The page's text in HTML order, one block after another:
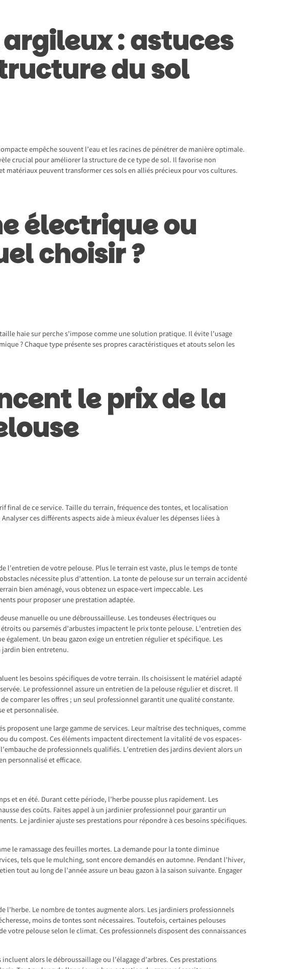
: astuces
du sol
empêche souvent l’eau et les racines de pénétrer de manière optimale.
crucial pour améliorer la structure de ce type de sol. Il favorise non
matériaux peuvent transformer ces sols en alliés précieux pour vos cultures.
électrique ou
choisir ?
haie sur perche s’impose comme une solution pratique. Il évite l’usage
? Chaque type présente ses propres caractéristiques et atouts selon les
le prix de la
final de ce service. Taille du terrain, fréquence des tontes, et localisation
ces différents aspects aide à mieux évaluer les dépenses liées à
l’entretien de votre pelouse. Plus le terrain est vaste, plus le temps de tonte
nécessite plus d’attention. La tonte de pelouse sur un terrain accidenté
bien aménagé, vous obtenez un espace-vert impeccable. Les
pour proposer une prestation adaptée.
manuelle ou une débroussailleuse. Les tondeuses électriques ou
ou parsemés d’arbustes impactent le prix tonte pelouse. L’entretien des
Un beau gazon exige un entretien régulier et spécifique. Les
bien entretenu.
les besoins spécifiques de votre terrain. Ils choisissent le matériel adapté
Le professionnel assure un entretien de la pelouse régulier et discret. Il
comparer les offres ; un seul professionnel garantit une qualité constante.
et personnalisée.
proposent une large gamme de services. Leur maîtrise des techniques, comme
du compost. Ces éléments impactent directement la vitalité de vos espaces-
de professionnels qualifiés. L’entretien des jardins devient alors un
personnalisé et efficace.
et en été. Durant cette période, l’herbe pousse plus rapidement. Les
des coûts. Faites appel à un jardinier professionnel pour garantir un
Le jardinier ajuste ses prestations pour répondre à ces besoins spécifiques.
le ramassage des feuilles mortes. La demande pour la tonte diminue
tels que le mulching, sont encore demandés en automne. Pendant l’hiver,
tout au long de l’année assure un beau gazon à la saison suivante. Engager
Le nombre de tontes augmente alors. Les jardiniers professionnels
moins de tontes sont nécessaires. Toutefois, certaines pelouses
votre pelouse selon le climat. Ces professionnels disposent des connaissances
alors le débroussaillage ou l’élagage d’arbres. Ces prestations